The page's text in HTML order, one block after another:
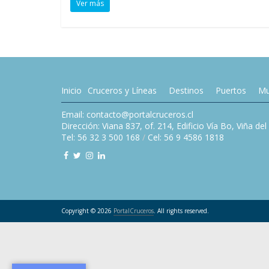
Ver más
Inicio Cruceros y Líneas Destinos Puertos
Email: contacto@portalcruceros.cl
Dirección: Viana 837, of. 214, Edificio Vía Bo, Viña
Tel: 56 32 3 500 168 / Cel: 56 9 4586 1818
Copyright © 2026 PortalCruceros. All rights reserved.